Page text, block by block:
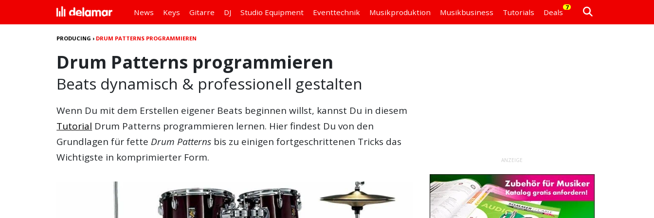
News Keys Gitarre DJ Studio Equipment Eventtechnik Musikproduktion Musikbusiness Tutorials Deals
7
PRODUCING › DRUM PATTERNS PROGRAMMIEREN
Drum Patterns programmieren
Beats dynamisch & professionell gestalten
Wenn Du mit dem Erstellen eigener Beats beginnen willst, kannst Du in diesem
Tutorial Drum Patterns programmieren lernen. Hier findest Du von den
Grundlagen für fette Drum Patterns bis zu einigen fortgeschrittenen Tricks das
Wichtigste in komprimierter Form.
ANZEIGE